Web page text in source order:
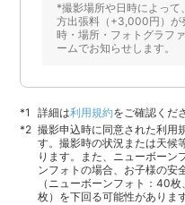
*撮影場所や日時によって
方出張料（+3,000円）が
時・場所・フォトグラフ
ームでお知らせします。
詳細は利用規約をご確認くだ
撮影申込時に同意された利用
す。撮影時の状況または天候
ります。また、ニューボーン
ンフォトの場合、お子様の安
（ニューボーンフォト：40
枚）を下回る可能性があります